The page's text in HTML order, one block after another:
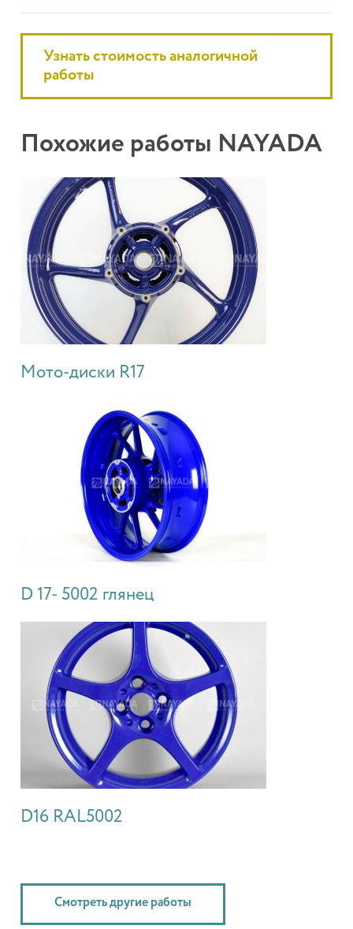
Узнать стоимость аналогичной
работы
Похожие работы NAYADA
Мото-диски R17
D 17- 5002 глянец
D16 RAL5002
Смотреть другие работы